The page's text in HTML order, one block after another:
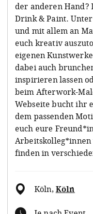
der anderen Hand?
Drink & Paint.
und mit allem an
euch kreativ
eigenen
dabei auch
inspirieren lassen
beim Afterwork-
Webseite bucht ihr
dem passenden
euch eure
Arbeitskolleg*innen
finden in
Köln, Köln